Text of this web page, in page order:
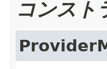
コンスト